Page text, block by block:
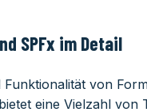
SPFx im Detail
von
eine Vielzahl von